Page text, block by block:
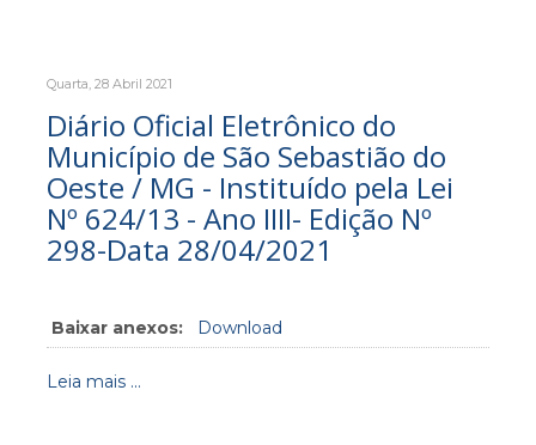
Quarta, 28 Abril 2021
Diário Oficial Eletrônico do
Município de São Sebastião do
Oeste / MG - Instituído pela Lei
Nº 624/13 - Ano IIII- Edição Nº
298-Data 28/04/2021
Baixar anexos: Download
Leia mais ...